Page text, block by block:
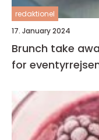
redaktionel
17. January 2024
Brunch take
for